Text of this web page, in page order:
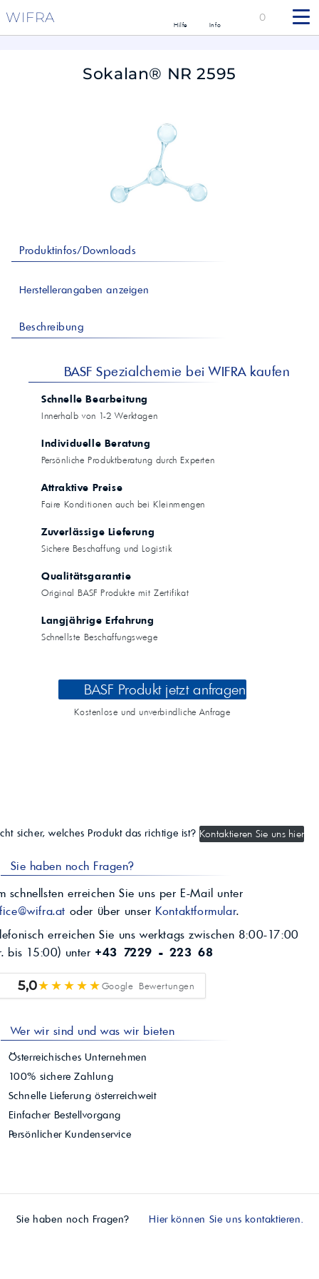
WIFRA Hilfe Info
0
Sokalan® NR 2595
Produktinfos/Downloads
Herstellerangaben anzeigen
Beschreibung
BASF Spezialchemie bei WIFRA kaufen
Schnelle Bearbeitung
Innerhalb von 1-2 Werktagen
Individuelle Beratung
Persönliche Produktberatung durch Experten
Attraktive Preise
Faire Konditionen auch bei Kleinmengen
Zuverlässige Lieferung
Sichere Beschaffung und Logistik
Qualitätsgarantie
Original BASF Produkte mit Zertifikat
Langjährige Erfahrung
Schnellste Beschaffungswege
BASF Produkt jetzt anfragen
Kostenlose und unverbindliche Anfrage
sicher, welches Produkt das richtige ist? Kontaktieren Sie uns hier
Sie haben noch Fragen?
schnellsten erreichen Sie uns per E-Mail unter
oder über unser Kontaktformular.
erreichen Sie uns werktags zwischen 8:00-17:00
bis 15:00) unter +43 7229 - 223 68
5,0★★★★★Google Bewertungen
Wer wir sind und was wir bieten
Österreichisches Unternehmen
100% sichere Zahlung
Schnelle Lieferung österreichweit
Einfacher Bestellvorgang
Persönlicher Kundenservice
Sie haben noch Fragen? Hier können Sie uns kontaktieren.